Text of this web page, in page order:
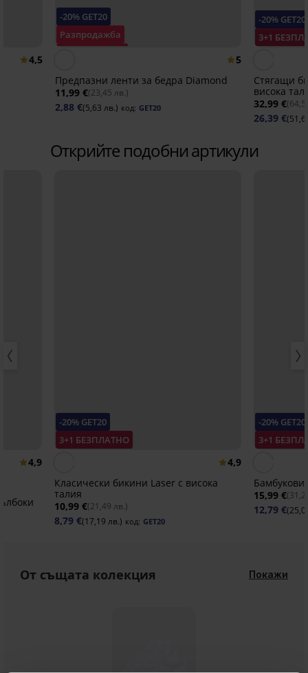
4,5
-20% GET20
Разпродажба
5
Предпазни ленти за бедра Diamond
11,99 €(23,45 лв.)
2,88 €(5,63 лв.) код: GET20
-20% GET20
3+1
Стягащи
висока
32,99 €
26,39 €
Открийте подобни артикули
4,9
-20% GET20
3+1 БЕЗПЛАТНО
4,9
Класически бикини Laser с висока
талия
10,99 €(21,49 лв.)
8,79 €(17,19 лв.) код: GET20
-20% GET20
3+1
15,99 €
12,79 €
От същата колекция Покажи